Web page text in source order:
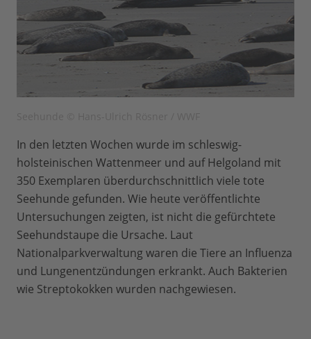
In den letzten Wochen wurde im schleswig-
holsteinischen Wattenmeer und auf Helgoland mit
350 Exemplaren überdurchschnittlich viele tote
Seehunde gefunden. Wie heute veröffentlichte
Untersuchungen zeigten, ist nicht die gefürchtete
Seehundstaupe die Ursache. Laut
Nationalparkverwaltung waren die Tiere an Influenza
und Lungenentzündungen erkrankt. Auch Bakterien
wie Streptokokken wurden nachgewiesen.